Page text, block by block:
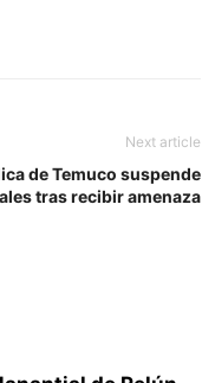
Next article
de Temuco suspende
tras recibir amenaza